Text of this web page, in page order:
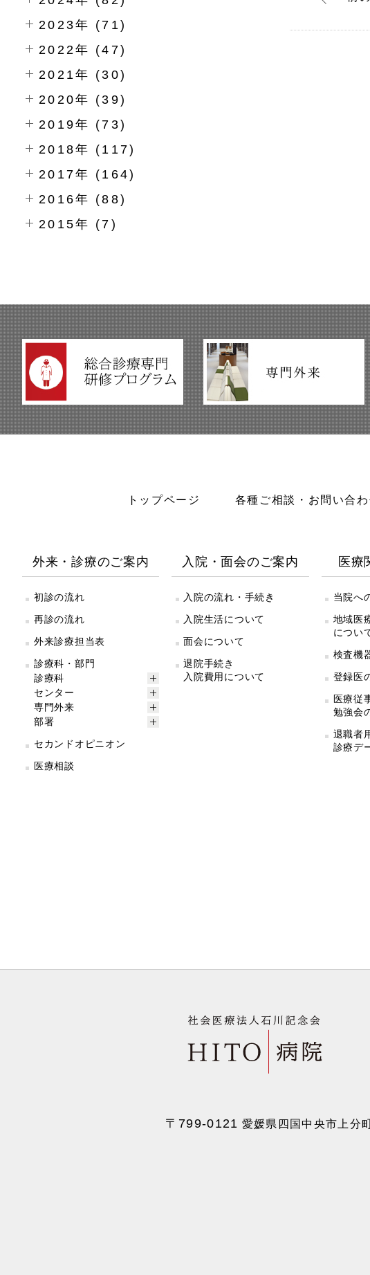
2023年 (71)
2022年 (47)
2021年 (30)
2020年 (39)
2019年 (73)
2018年 (117)
2017年 (164)
2016年 (88)
2015年 (7)
トップページ 各種ご相談・お問い合
外来・診療のご案内
初診の流れ
再診の流れ
外来診療担当表
診療科・部門
診療科
センター
専門外来
部署
セカンドオピニオン
医療相談
入院・面会のご案内
入院の流れ・手続き
入院生活について
面会について
退院手続き
入院費用について
医療
当院へ
地域医
につい
検査機
登録医
医療従
勉強会
退職者
診療デ
〒799-0121 愛媛県四国中央市上分